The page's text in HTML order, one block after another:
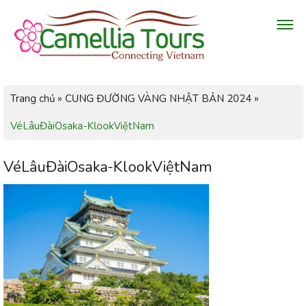
Trang chủ » CUNG ĐƯỜNG VÀNG NHẬT BẢN 2024 »
VéLâuĐàiOsaka-KlookViệtNam
VéLâuĐàiOsaka-KlookViệtNam